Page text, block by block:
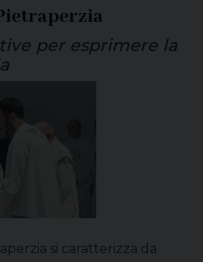
per esprimere la
si caratterizza da